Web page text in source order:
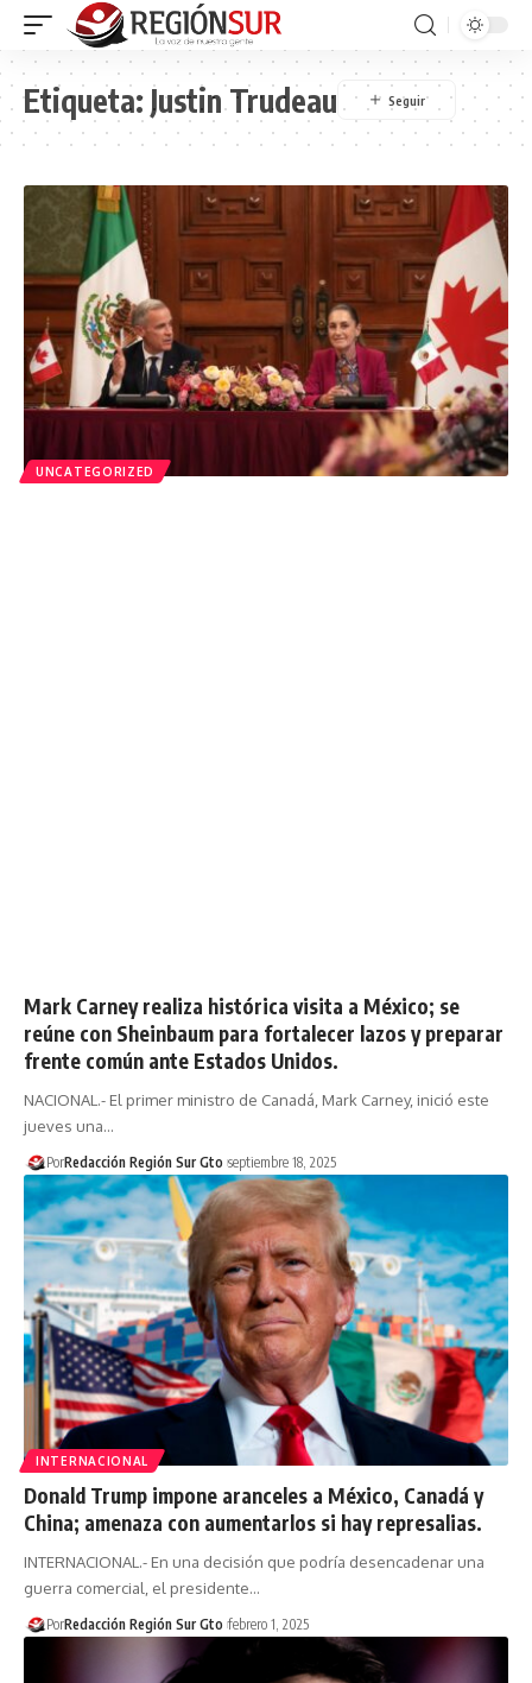
Etiqueta: Justin Trudeau
UNCATEGORIZED
Mark Carney realiza histórica visita a México; se
reúne con Sheinbaum para fortalecer lazos y preparar
frente común ante Estados Unidos.
NACIONAL.- El primer ministro de Canadá, Mark Carney, inició este
jueves una…
PorRedacción Región Sur Gto septiembre 18, 2025
INTERNACIONAL
Donald Trump impone aranceles a México, Canadá y
China; amenaza con aumentarlos si hay represalias.
INTERNACIONAL.- En una decisión que podría desencadenar una
guerra comercial, el presidente…
PorRedacción Región Sur Gto febrero 1, 2025